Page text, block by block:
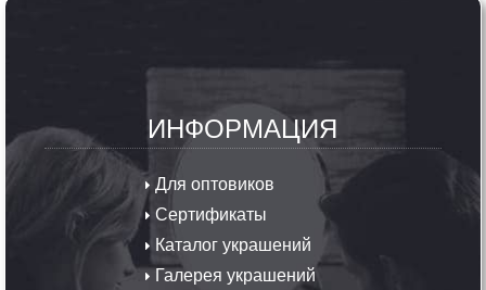
ИНФОРМАЦИЯ
Для оптовиков
Сертификаты
Каталог украшений
Галерея украшений